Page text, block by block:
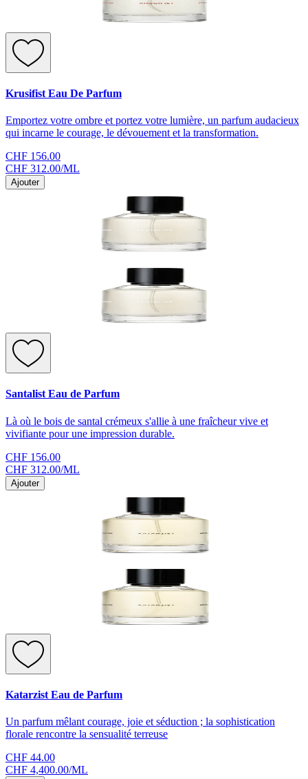
Krusifist Eau De Parfum
Emportez votre ombre et portez votre lumière, un parfum audacieux
qui incarne le courage, le dévouement et la transformation.
CHF 156.00
CHF 312.00/ML
Ajouter
Santalist Eau de Parfum
Là où le bois de santal crémeux s'allie à une fraîcheur vive et
vivifiante pour une impression durable.
CHF 156.00
CHF 312.00/ML
Ajouter
Katarzist Eau de Parfum
Un parfum mêlant courage, joie et séduction ; la sophistication
florale rencontre la sensualité terreuse
CHF 44.00
CHF 4,400.00/ML